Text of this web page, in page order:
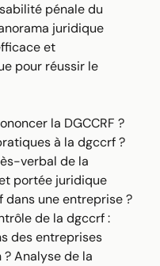
pénale du
juridique
et
pour réussir le
la DGCCRF ?
à la dgccrf ?
verbal de la
portée juridique
une entreprise ?
de la dgccrf :
des entreprises
Analyse de la